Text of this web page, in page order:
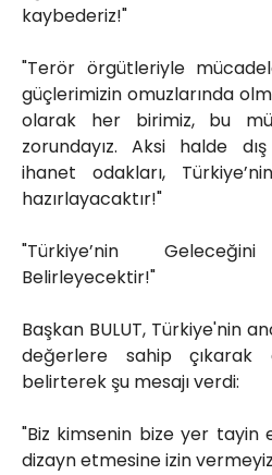
kaybederiz!"
"Terör örgütleriyle
güçlerimizin omuzlarında
olarak her birimiz, bu
zorundayız. Aksi halde
ihanet odakları,
hazırlayacaktır!"
"Türkiye’nin
Belirleyecektir!"
Başkan BULUT, Türkiye'nin
değerlere sahip çıkarak
belirterek şu mesajı verdi:
"Biz kimsenin bize yer tayin
dizayn etmesine izin